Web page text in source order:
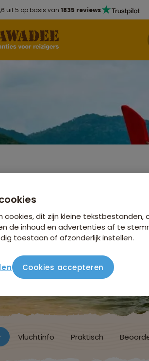
uit 5 op basis van 1835 reviews
Bekijk andere reizen
Vluchtinfo Praktisch
cookies, dit zijn kleine tekstbestanden,
de inhoud en advertenties af te
toestaan of afzonderlijk instellen.
Cookies accepteren